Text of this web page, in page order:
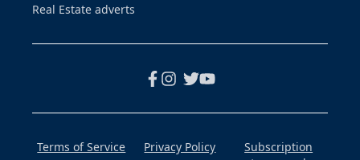
Real Estate adverts
Terms of Service Privacy Policy
Subscription